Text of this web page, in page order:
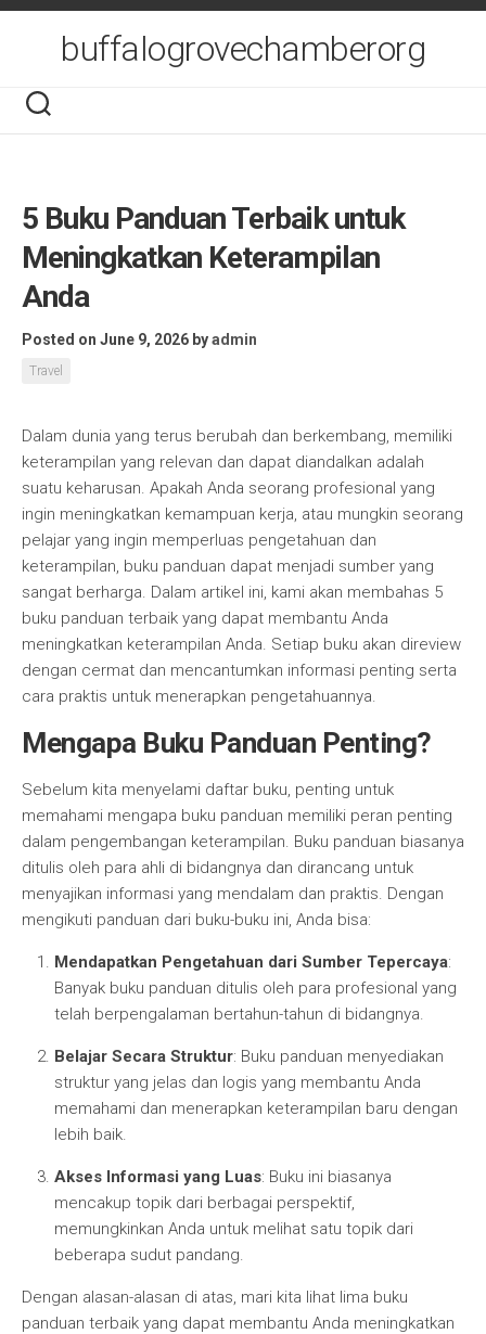
Skip
buffalogrovechamberorg
5 Buku Panduan Terbaik untuk
Meningkatkan Keterampilan
Anda
Posted on June 9, 2026 byadmin
Travel
Dalam dunia yang terus berubah dan berkembang, memiliki
keterampilan yang relevan dan dapat diandalkan adalah
suatu keharusan. Apakah Anda seorang profesional yang
ingin meningkatkan kemampuan kerja, atau mungkin seorang
pelajar yang ingin memperluas pengetahuan dan
keterampilan, buku panduan dapat menjadi sumber yang
sangat berharga. Dalam artikel ini, kami akan membahas 5
buku panduan terbaik yang dapat membantu Anda
meningkatkan keterampilan Anda. Setiap buku akan direview
dengan cermat dan mencantumkan informasi penting serta
cara praktis untuk menerapkan pengetahuannya.
Mengapa Buku Panduan Penting?
Sebelum kita menyelami daftar buku, penting untuk
memahami mengapa buku panduan memiliki peran penting
dalam pengembangan keterampilan. Buku panduan biasanya
ditulis oleh para ahli di bidangnya dan dirancang untuk
menyajikan informasi yang mendalam dan praktis. Dengan
mengikuti panduan dari buku-buku ini, Anda bisa:
Mendapatkan Pengetahuan dari Sumber Tepercaya:
Banyak buku panduan ditulis oleh para profesional yang
telah berpengalaman bertahun-tahun di bidangnya.
Belajar Secara Struktur: Buku panduan menyediakan
struktur yang jelas dan logis yang membantu Anda
memahami dan menerapkan keterampilan baru dengan
lebih baik.
Akses Informasi yang Luas: Buku ini biasanya
mencakup topik dari berbagai perspektif,
memungkinkan Anda untuk melihat satu topik dari
beberapa sudut pandang.
Dengan alasan-alasan di atas, mari kita lihat lima buku
panduan terbaik yang dapat membantu Anda meningkatkan